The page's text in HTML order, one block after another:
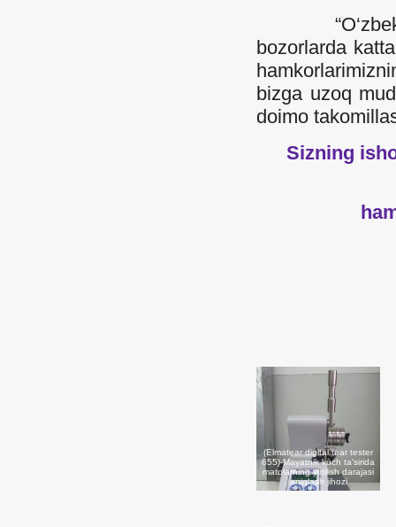
“O‘zbek-
bozorlarda
bizga uzoq
doimo
Sizning
(Elmatear digital tear tester
655)-Mayatnik kuch ta'sirida
matolarning yirtilish darajasi
aniqlash jihozi